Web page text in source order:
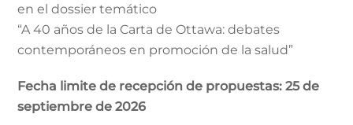
en el dossier temático
“A 40 años de la Carta de Ottawa: debates
contemporáneos en promoción de la salud”
Fecha limite de recepción de propuestas: 25 de
septiembre de 2026